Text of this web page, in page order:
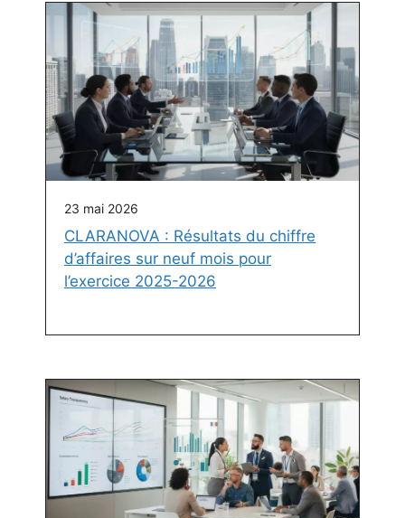
23 mai 2026
CLARANOVA : Résultats du chiffre
d’affaires sur neuf mois pour
l’exercice 2025-2026